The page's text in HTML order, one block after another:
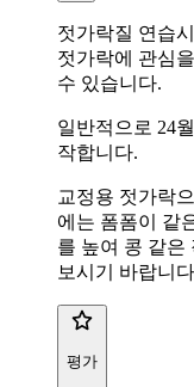
젓가락질 연습
젓가락에 관심
수 있습니다.
일반적으로 24
작합니다.
교정용 젓가락
에는 폼폼이 같
를 높여 콩 같은
보시기 바랍니
평가